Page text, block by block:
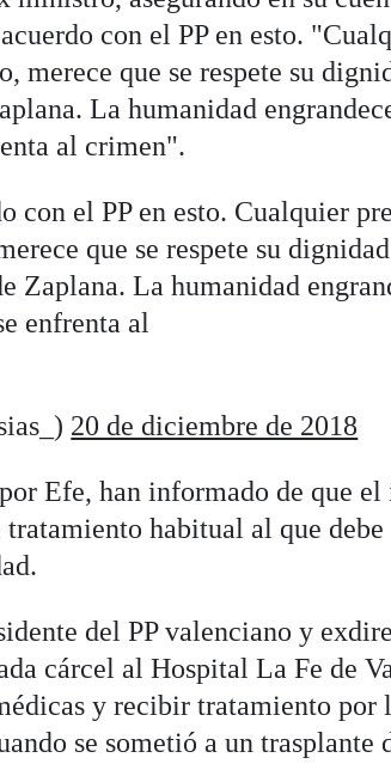
con el PP en esto.
merece que se respete su
La humanidad
al crimen".
con el PP en esto. Cualquier
que se respete su
Zaplana. La humanidad
enfrenta al
20 de diciembre de 2018
Efe, han informado de que el
habitual al que debe
del PP valenciano y
cárcel al Hospital La Fe de
y recibir tratamiento por
se sometió a un trasplante